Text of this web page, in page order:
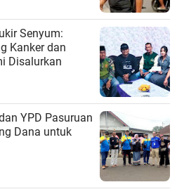
Senyum:
Kanker dan
Disalurkan
YPD Pasuruan
Dana untuk